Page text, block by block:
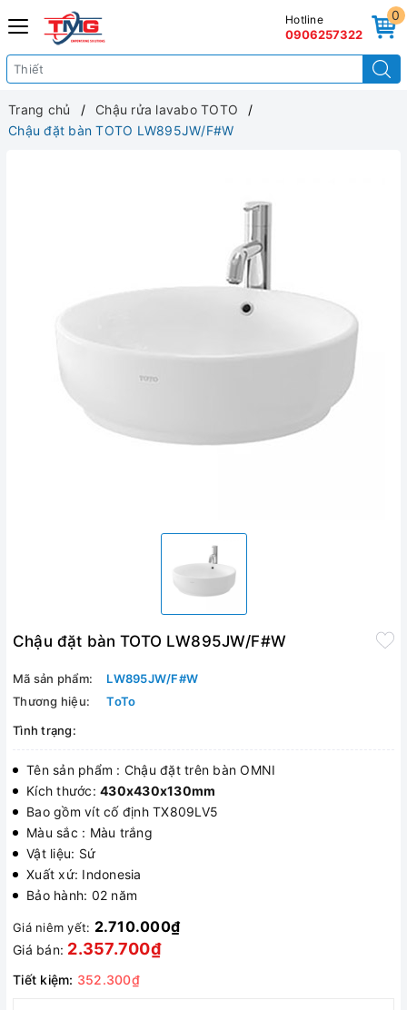
0
Hotline
0906257322
Trang chủ
Chậu rửa lavabo TOTO
Chậu đặt bàn TOTO LW895JW/F#W
Chậu đặt bàn TOTO LW895JW/F#W
Mã sản phẩm:
LW895JW/F#W
Thương hiệu:
ToTo
Tình trạng:
Tên sản phẩm : Chậu đặt trên bàn OMNI
Kích thước: 430x430x130mm
Bao gồm vít cố định TX809LV5
Màu sắc : Màu trắng
Vật liệu: Sứ
Xuất xứ: Indonesia
Bảo hành: 02 năm
Giá niêm yết: 2.710.000₫
Giá bán: 2.357.700₫
Tiết kiệm: 352.300₫